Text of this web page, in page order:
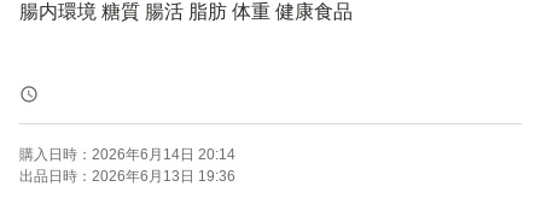
腸内環境 糖質 腸活 脂肪 体重 健康食品
富士フイルム おなか BMI 高め 健康管理 送料無料 [機能性
表示食品]
購入日時： 2026年6月14日 20:14
出品日時： 2026年6月13日 19:36